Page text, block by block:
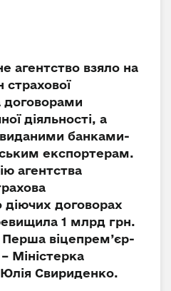
агентство взяло на
страхової
договорами
діяльності, а
банками-
експортерам.
агентства
діючих договорах
1 млрд грн.
віцепрем’єр-
Міністерка
Свириденко.